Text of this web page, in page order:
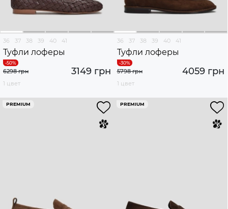
36 37 38 39 40 41
Туфли лоферы
3149 грн
6298 грн
1 цвет
36 37 38 39 40 41
Туфли лоферы
4059 грн
5798 грн
1 цвет
PREMIUM PREMIUM